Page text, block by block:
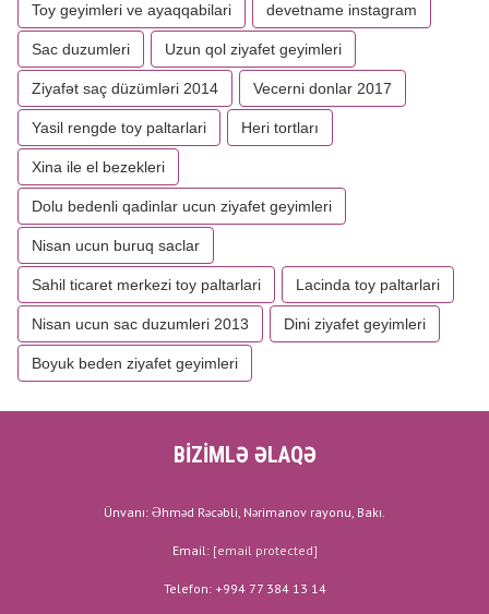
Toy geyimleri ve ayaqqabilari devetname instagram
Sac duzumleri Uzun qol ziyafet geyimleri
Ziyafət saç düzümləri 2014 Vecerni donlar 2017
Yasil rengde toy paltarlari Heri tortları
Xina ile el bezekleri
Dolu bedenli qadinlar ucun ziyafet geyimleri
Nisan ucun buruq saclar
Sahil ticaret merkezi toy paltarlari Lacinda toy paltarlari
Nisan ucun sac duzumleri 2013 Dini ziyafet geyimleri
Boyuk beden ziyafet geyimleri
BİZİMLƏ ƏLAQƏ
Ünvanı: Əhməd Rəcəbli, Nərimanov rayonu, Bakı.
Email: [email protected]
Telefon: +994 77 384 13 14